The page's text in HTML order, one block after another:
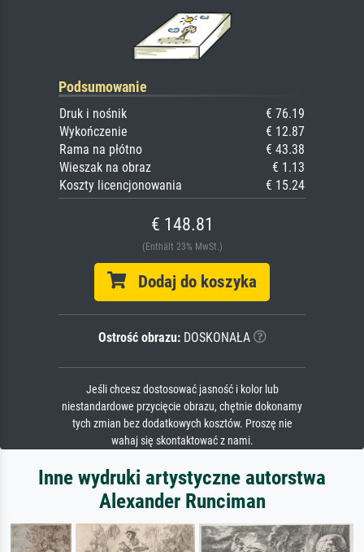
Podsumowanie
Druk i nośnik
€ 76.19
Wykończenie
€ 12.87
Rama na płótno
€ 43.38
Wieszak na obraz
€ 1.13
Koszty licencjonowania
€ 15.24
€ 148.81
(Enthält 23% MwSt.)
Dodaj do koszyka
Ostrość obrazu:DOSKONAŁA
Jeśli chcesz dostosować jasność i kolor lub
niestandardowe przycięcie obrazu, chętnie dokonamy
tych zmian bez dodatkowych kosztów. Proszę nie
wahaj się skontaktować z nami.
Inne wydruki artystyczne autorstwa
Alexander Runciman